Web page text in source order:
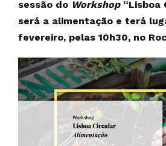
sessão do Workshop“Lisboa
será a alimentação e terá
fevereiro, pelas 10h30, no